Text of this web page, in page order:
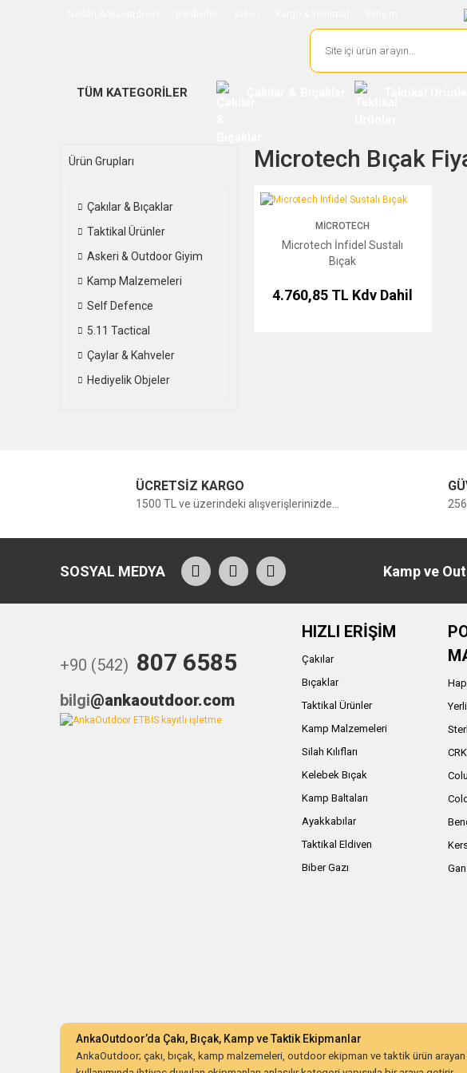
TÜM KATEGORİLER
Ürün Grupları
Çakılar & Bıçaklar
Taktikal Ürünler
Askeri & Outdoor Giyim
Kamp Malzemeleri
Self Defence
5.11 Tactical
Çaylar & Kahveler
Hediyelik Objeler
Microtech Bıçak
Microtech İnfidel Sustalı Bıçak
MICROTECH
Microtech İnfidel Sustalı
Bıçak
4.760,85 TL Kdv Dahil
ÜCRETSİZ KARGO
1500 TL ve üzerindeki alışverişlerinizde...
SOSYAL MEDYA Kamp ve
+90 (542) 807 6585
bilgi@ankaoutdoor.com
HIZLI ERİŞİM
Çakılar
Bıçaklar
Taktikal Ürünler
Kamp Malzemeleri
Silah Kılıfları
Kelebek Bıçak
Kamp Baltaları
Ayakkabılar
Taktikal Eldiven
Biber Gazı
AnkaOutdoor’da Çakı, Bıçak, Kamp ve Taktik Ekipmanlar
AnkaOutdoor; çakı, bıçak, kamp malzemeleri, outdoor ekipman ve taktik ürün